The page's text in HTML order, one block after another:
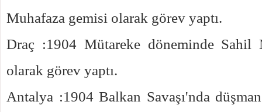
Muhafaza gemisi olarak görev yaptı.
Draç :1904 Mütareke döneminde Sahil
olarak görev yaptı.
Antalya :1904 Balkan Savaşı'nda